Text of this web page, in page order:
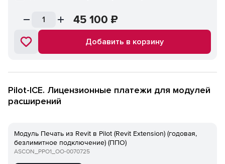
45 100 ₽
Добавить в корзину
Pilot-ICE. Лицензионные платежи для модулей
расширений
Модуль Печать из Revit в Pilot (Revit Extension) (годовая,
безлимитное подключение) (ППО)
ASCON_PPO1_ОО-0070725